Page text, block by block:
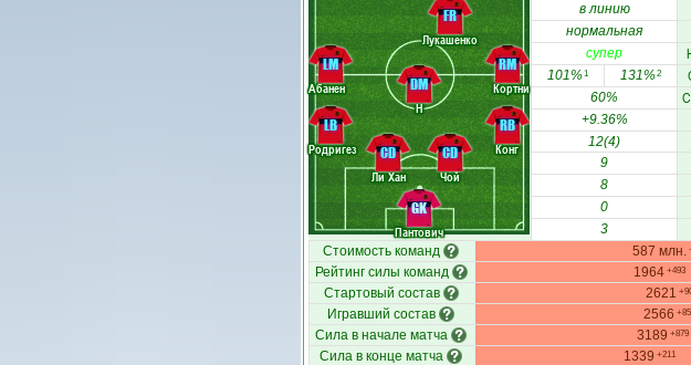
Пантович
Родригез
Ли Хан
Чой
Конг
Абанен
Н
Лукашенко
Кортни
GK
LB
CD
CD
RB
LM
DM
FR
RM
в линию
нормальная
супер
101%1 131%2
60%
+9.36%
12(4)
9
8
0
3
Стоимость команд
587 млн.
Рейтинг силы команд
1964 +493
Стартовый состав
2621
Игравший состав
2566
Сила в начале матча
3189 +879
Сила в конце матча
1339 +211